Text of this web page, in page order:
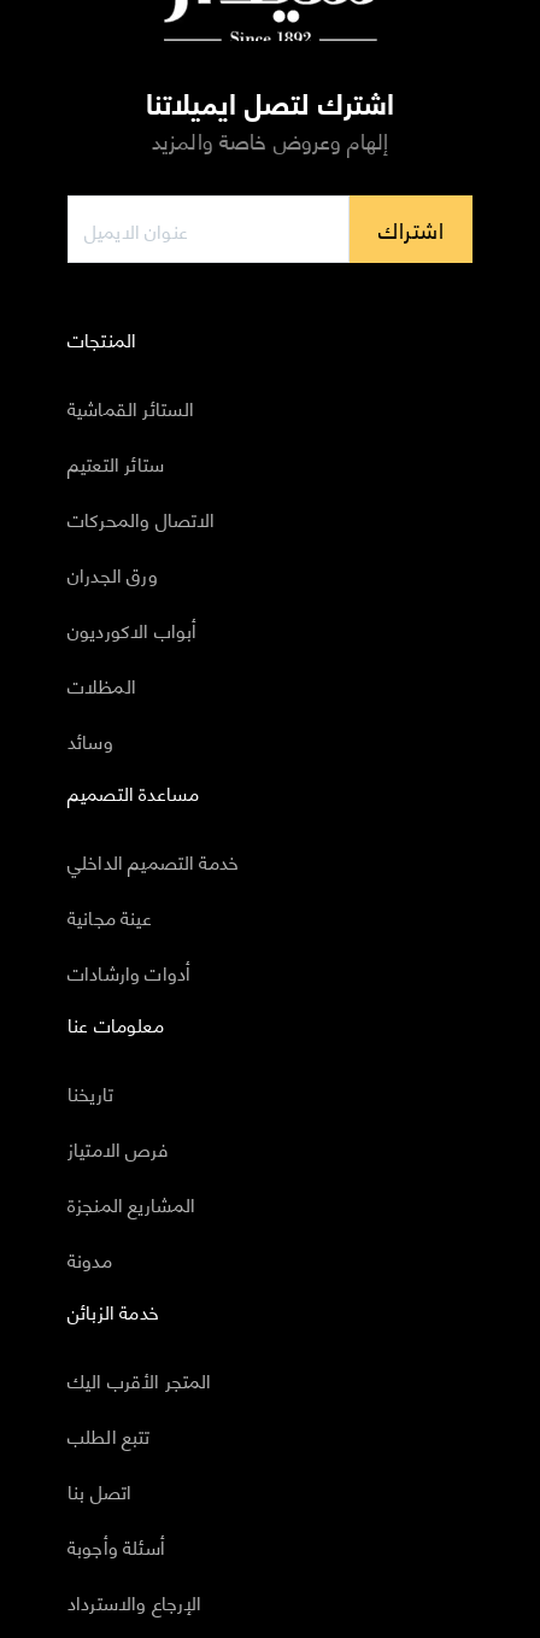
اشترك لتصل ايميلاتنا
إلهام وعروض خاصة والمزيد
اشتراك
المنتجات
الستائر القماشية
ستائر التعتيم
الاتصال والمحركات
ورق الجدران
أبواب الاكورديون
المظلات
وسائد
مساعدة التصميم
خدمة التصميم الداخلي
عينة مجانية
أدوات وارشادات
معلومات عنا
تاريخنا
فرص الامتياز
المشاريع المنجزة
مدونة
خدمة الزبائن
المتجر الأقرب اليك
تتبع الطلب
اتصل بنا
أسئلة وأجوبة
الإرجاع والاسترداد